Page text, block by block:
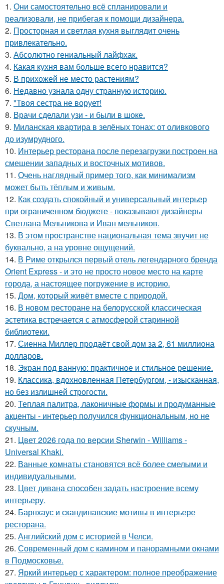
1. Они самостоятельно всё спланировали и
реализовали, не прибегая к помощи дизайнера.
2. Просторная и светлая кухня выглядит очень
привлекательно.
3. Абсолютно гениальный лайфхак.
4. Какая кухня вам больше всего нравится?
5. В прихожей не место растениям?
6. Недавно узнала одну странную историю.
7. "Твоя сестра не ворует!
8. Врачи сделали узи - и были в шоке.
9. Миланская квартира в зелёных тонах: от оливкового
до изумрудного.
10. Интерьер ресторана после перезагрузки построен на
смешении западных и восточных мотивов.
11. Очень наглядный пример того, как минимализм
может быть тёплым и живым.
12. Как создать спокойный и универсальный интерьер
при ограниченном бюджете - показывают дизайнеры
Светлана Мельникова и Иван мельников.
13. В этом пространстве национальная тема звучит не
буквально, а на уровне ощущений.
14. В Риме открылся первый отель легендарного бренда
Orient Express - и это не просто новое место на карте
города, а настоящее погружение в историю.
15. Дом, который живёт вместе с природой.
16. В новом ресторане на белорусской классическая
эстетика встречается с атмосферой старинной
библиотеки.
17. Сиенна Миллер продаёт свой дом за 2, 61 миллиона
долларов.
18. Экран под ванную: практичное и стильное решение.
19. Классика, вдохновленная Петербургом, - изысканная,
но без излишней строгости.
20. Теплая палитра, лаконичные формы и продуманные
акценты - интерьер получился функциональным, но не
скучным.
21. Цвет 2026 года по версии Sherwin - Williams -
Universal Khaki.
22. Ванные комнаты становятся всё более смелыми и
индивидуальными.
23. Цвет дивана способен задать настроение всему
интерьеру.
24. Барнхаус и скандинавские мотивы в интерьере
ресторана.
25. Английский дом с историей в Челси.
26. Современный дом с камином и панорамными окнами
в Подмосковье.
27. Яркий интерьер с характером: полное преображение